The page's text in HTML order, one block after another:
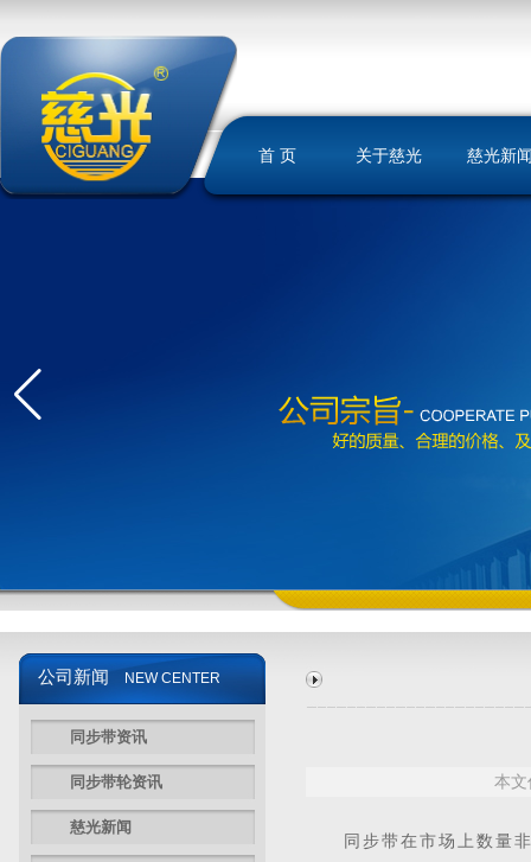
首 页 关于慈光 慈光新
公司新闻 NEW CENTER
同步带资讯
同步带轮资讯
慈光新闻
本
同步带 在市场上数量